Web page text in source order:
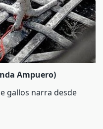
Ampuero)
gallos narra desde